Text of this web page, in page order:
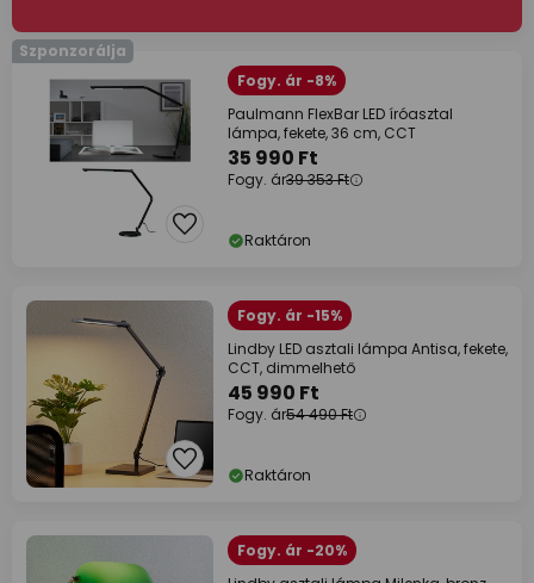
Szponzorálja
Fogy. ár -8%
Paulmann FlexBar LED íróasztal
lámpa, fekete, 36 cm, CCT
35 990 Ft
Fogy. ár39 353 Ft
Raktáron
Fogy. ár -15%
Lindby LED asztali lámpa Antisa, fekete,
CCT, dimmelhető
45 990 Ft
Fogy. ár54 490 Ft
Raktáron
Fogy. ár -20%